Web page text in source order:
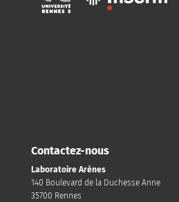
Contactez-nous
Laboratoire Arènes
140 Boulevard de la Duchesse Anne
35700 Rennes